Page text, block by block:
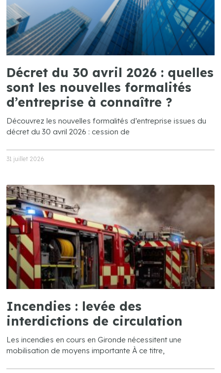
Décret du 30 avril 2026 : quelles
sont les nouvelles formalités
d’entreprise à connaître ?
Découvrez les nouvelles formalités d’entreprise issues du
décret du 30 avril 2026 : cession de
31 juillet 2026
Incendies : levée des
interdictions de circulation
Les incendies en cours en Gironde nécessitent une
mobilisation de moyens importante À ce titre,